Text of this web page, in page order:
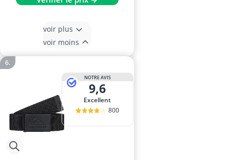
voir plus
voir moins
NOTRE AVIS
9,6
Excellent
800